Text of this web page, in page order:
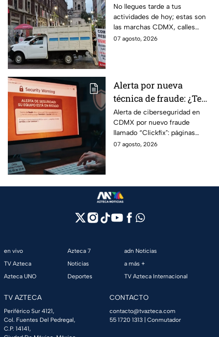
Manifestantes retiran
bloqueo en Canela y Eje
3 Sur, colonia Granjas
México
No llegues tarde a tus
actividades de hoy; estas son
las marchas CDMX, calles
cerradas y bloqueos que
07 agosto, 2026
Alerta por nueva
técnica de fraude: ¿Te
piden copiar códigos
extraños en la PC?
Cuidado, podrías ser
víctima del peligroso
Alerta de ciberseguridad en
CDMX por nuevo fraude
llamado “Clickfix": páginas
falsas que engañan para
07 agosto, 2026
en vivo
TV Azteca
Azteca UNO
Azteca 7
Noticias
Deportes
adn Noticias
a más +
TV Azteca Internacional
TV AZTECA
Periférico Sur 4121,
Col. Fuentes Del Pedregal,
C.P. 14141,
CONTACTO
contacto@tvazteca.com
55 1720 1313 | Conmutador